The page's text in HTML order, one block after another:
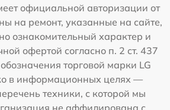
официальной авторизации от
на ремонт, указанные на сайте,
ознакомительный характер и
офертой согласно п. 2 ст. 437
торговой марки LG
в информационных целях —
техники, с которой мы
не аффилирована с